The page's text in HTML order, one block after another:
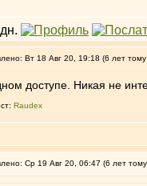
Вт 18 Авг 20, 19:18 (6 лет
доступе. Никая не
Raudex
Ср 19 Авг 20, 06:47 (6 лет